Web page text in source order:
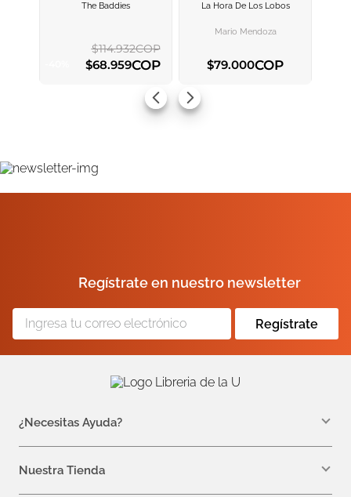
The Baddies
$114.932COP
$68.959COP
La Hora De Los Lobos
Mario Mendoza
$79.000COP
Regístrate en nuestro newsletter
Regístrate
¿Necesitas Ayuda?
WhatsApp +57 310 7157616
servicioalcliente@libreriadelau.com
Nuestra Tienda